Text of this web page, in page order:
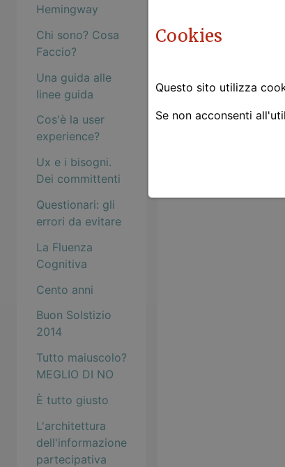
Hemingway
Chi sono? Cosa
Faccio?
Una guida alle
linee guida
Cos'è la user
experience?
Ux e i bisogni.
Dei committenti
Questionari: gli
errori da evitare
La Fluenza
Cognitiva
Cento anni
Buon Solstizio
2014
Tutto maiuscolo?
MEGLIO DI NO
È tutto giusto
L'architettura
dell'informazione
partecipativa
Cookies
Questo sito utilizza
Se non acconsenti